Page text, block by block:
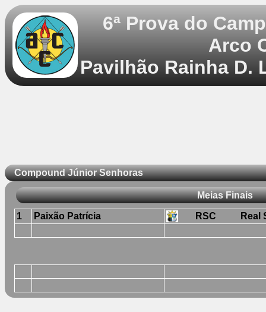
6ª Prova do
Arco
Pavilhão Rainha D.
Compound Júnior Senhoras
Meias Finais
1 Paixão Patrícia RSC Real